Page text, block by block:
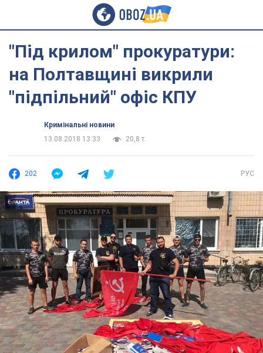
"Під крилом" прокуратури:
на Полтавщині викрили
"підпільний" офіс КПУ
Кримінальні новини
13.08.2018 13:33
20,8 т.
202 РУС